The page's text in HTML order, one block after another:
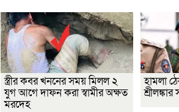
স্ত্রীর কবর খননের সময় মিলল ২
যুগ আগে দাফন করা স্বামীর অক্ষত
মরদেহ
হামলা